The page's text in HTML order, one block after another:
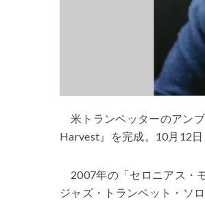
米トランペッターのアン
Harvest』を完成。10月12
2007年の「セロニアス・
ジャズ・トランペット・ソ